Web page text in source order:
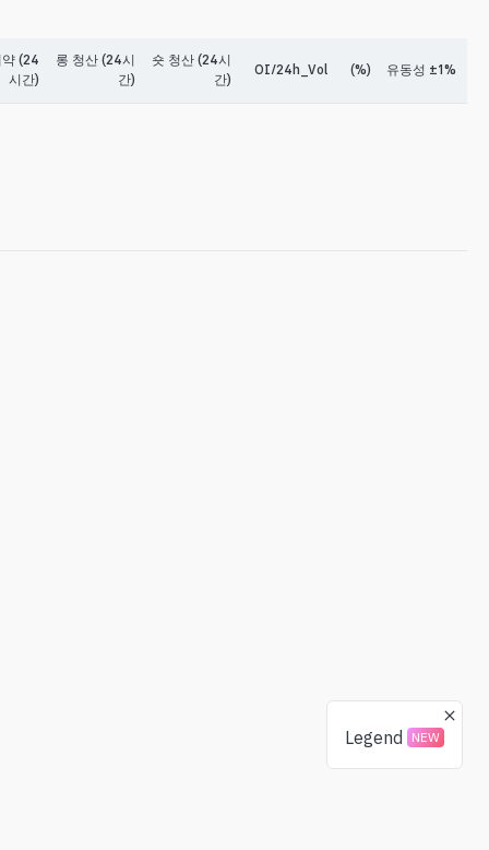
Legend NEW
(24
시간)
롱 청산 (24시
간)
숏 청산 (24시
간)
OI/24h_Vol (%) 유동성 ±1%